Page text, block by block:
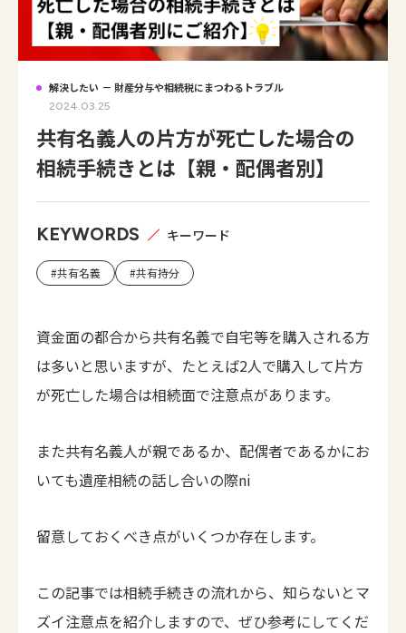
解決したい － 財産分与や相続税にまつわるトラブル
2024.03.25
共有名義人の片方が死亡した場合の
相続手続きとは【親・配偶者別】
KEYWORDS キーワード
#共有名義 #共有持分
資金面の都合から共有名義で自宅等を購入される方
は多いと思いますが、たとえば2人で購入して片方
が死亡した場合は相続面で注意点があります。
また共有名義人が親であるか、配偶者であるかにお
いても遺産相続の話し合いの際ni
留意しておくべき点がいくつか存在します。
この記事では相続手続きの流れから、知らないとマ
ズイ注意点を紹介しますので、ぜひ参考にしてくだ